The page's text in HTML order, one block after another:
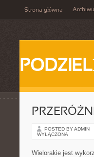
Strona główna
POSTED BY ADMIN
WYŁĄCZONA
Wielorakie jest